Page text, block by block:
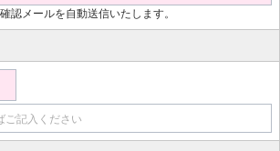
認メールを自動送信いたします。
ご記入ください